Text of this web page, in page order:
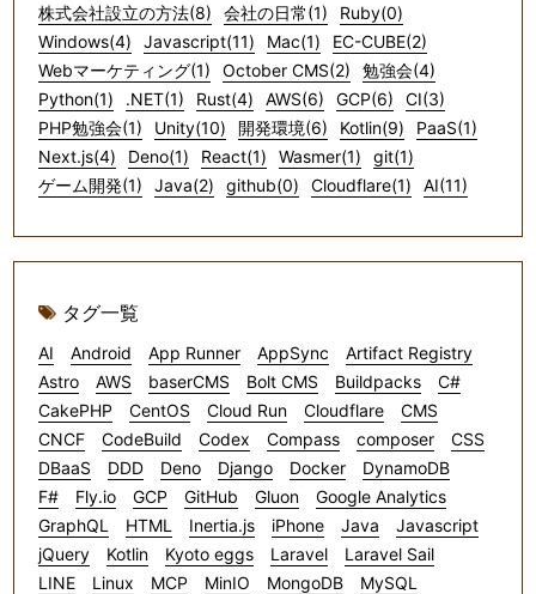
株式会社設立の方法(8)
会社の日常(1)
Ruby(0)
Windows(4)
Javascript(11) Mac(1)
EC-CUBE(2)
Webマーケティング(1)
October CMS(2)
勉強会(4)
Python(1)
.NET(1) Rust(4) AWS(6) GCP(6)
CI(3)
PHP勉強会(1)
Unity(10) 開発環境(6) Kotlin(9)
PaaS(1)
Next.js(4)
Deno(1) React(1) Wasmer(1)
git(1)
ゲーム開発(1)
Java(2) github(0) Cloudflare(1) AI(11)
タグ一覧
AI Android App Runner AppSync
Artifact Registry
Astro
AWS baserCMS Bolt CMS Buildpacks
C#
CakePHP
CentOS Cloud Run Cloudflare
CMS
CNCF
CodeBuild Codex Compass composer
CSS
DBaaS
DDD Deno Django Docker
DynamoDB
F#
Fly.io GCP GitHub Gluon
Google Analytics
GraphQL
HTML Inertia.js iPhone Java
Javascript
jQuery
Kotlin Kyoto eggs Laravel
Laravel Sail
LINE
Linux MCP MinIO MongoDB
MySQL